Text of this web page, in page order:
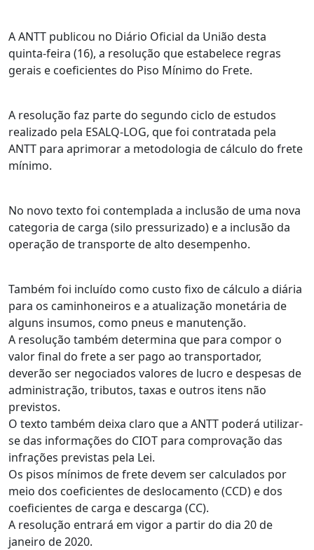
A ANTT publicou no Diário Oficial da União desta
quinta-feira (16), a resolução que estabelece regras
gerais e coeficientes do Piso Mínimo do Frete.
A resolução faz parte do segundo ciclo de estudos
realizado pela ESALQ-LOG, que foi contratada pela
ANTT para aprimorar a metodologia de cálculo do frete
mínimo.
No novo texto foi contemplada a inclusão de uma nova
categoria de carga (silo pressurizado) e a inclusão da
operação de transporte de alto desempenho.
Também foi incluído como custo fixo de cálculo a diária
para os caminhoneiros e a atualização monetária de
alguns insumos, como pneus e manutenção.
A resolução também determina que para compor o
valor final do frete a ser pago ao transportador,
deverão ser negociados valores de lucro e despesas de
administração, tributos, taxas e outros itens não
previstos.
O texto também deixa claro que a ANTT poderá utilizar-
se das informações do CIOT para comprovação das
infrações previstas pela Lei.
Os pisos mínimos de frete devem ser calculados por
meio dos coeficientes de deslocamento (CCD) e dos
coeficientes de carga e descarga (CC).
A resolução entrará em vigor a partir do dia 20 de
janeiro de 2020.